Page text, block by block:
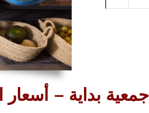
جمعية بداية –